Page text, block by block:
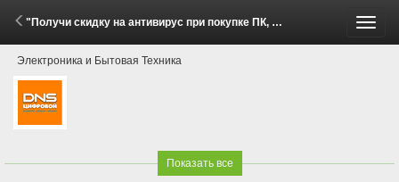
"Получи скидку на антивирус при покупке ПК, ноутбука или услуги сборки ПК!" (7 Апреля - 30 Сентября 2026)
Электроника и Бытовая Техника
Показать все